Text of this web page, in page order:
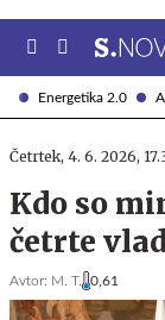
Energetika 2.0
Četrtek, 4. 6. 2026,
Kdo so
četrte
Avtor: M. T. 0,61